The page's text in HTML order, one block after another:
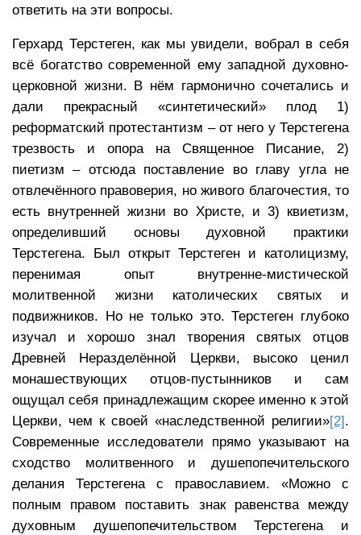
ответить на эти вопросы.
Герхард Терстеген, как мы увидели, вобрал в себя
всё богатство современной ему западной духовно-
церковной жизни. В нём гармонично сочетались и
дали прекрасный «синтетический» плод 1)
реформатский протестантизм – от него у Терстегена
трезвость и опора на Священное Писание, 2)
пиетизм – отсюда поставление во главу угла не
отвлечённого правоверия, но живого благочестия, то
есть внутренней жизни во Христе, и 3) квиетизм,
определивший основы духовной практики
Терстегена. Был открыт Терстеген и католицизму,
перенимая опыт внутренне-мистической
молитвенной жизни католических святых и
подвижников. Но не только это. Терстеген глубоко
изучал и хорошо знал творения святых отцов
Древней Неразделённой Церкви, высоко ценил
монашествующих отцов-пустынников и сам
ощущал себя принадлежащим скорее именно к этой
Церкви, чем к своей «наследственной религии»[2] .
Современные исследователи прямо указывают на
сходство молитвенного и душепопечительского
делания Терстегена с православием. «Можно с
полным правом поставить знак равенства между
духовным душепопечительством Терстегена и